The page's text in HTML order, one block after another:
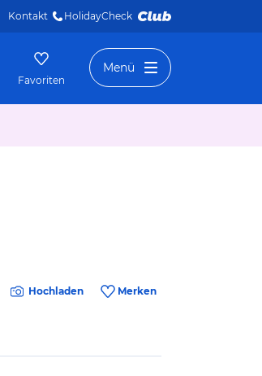
Kontakt HolidayCheck
Favoriten
Menü
Hochladen Merken